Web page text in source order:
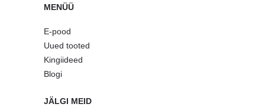
MENÜÜ
E-pood
Uued tooted
Kingiideed
Blogi
JÄLGI MEID